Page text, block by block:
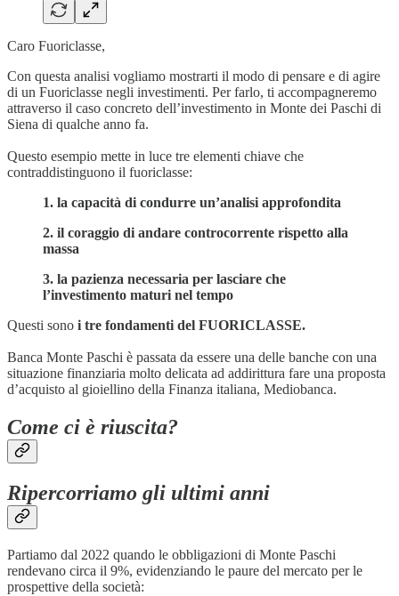
Caro Fuoriclasse,
Con questa analisi vogliamo mostrarti il modo di pensare e di agire
di un Fuoriclasse negli investimenti. Per farlo, ti accompagneremo
attraverso il caso concreto dell’investimento in Monte dei Paschi di
Siena di qualche anno fa.
Questo esempio mette in luce tre elementi chiave che
contraddistinguono il fuoriclasse:
1. la capacità di condurre un’analisi approfondita
2. il coraggio di andare controcorrente rispetto alla
massa
3. la pazienza necessaria per lasciare che
l’investimento maturi nel tempo
Questi sono i tre fondamenti del FUORICLASSE.
Banca Monte Paschi è passata da essere una delle banche con una
situazione finanziaria molto delicata ad addirittura fare una proposta
d’acquisto al gioiellino della Finanza italiana, Mediobanca.
Come ci è riuscita?
Ripercorriamo gli ultimi anni
Partiamo dal 2022 quando le obbligazioni di Monte Paschi
rendevano circa il 9%, evidenziando le paure del mercato per le
prospettive della società: